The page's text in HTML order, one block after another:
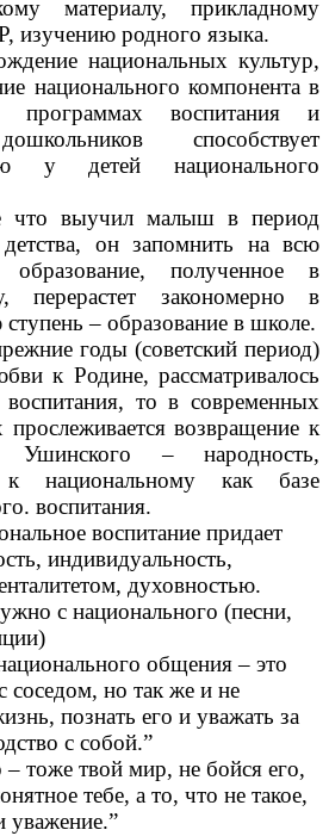
материалу, прикладному
изучению родного языка.
национальных культур,
национального компонента в
программах воспитания и
способствует
у детей национального
малыш в период
он запомнить на всю
полученное в
перерастет закономерно в
– образование в школе.
годы (советский период)
к Родине, рассматривалось
то в современных
прослеживается возвращение к
– народность,
национальному как базе
воспитания.
воспитание придает
индивидуальность,
духовностью.
с национального (песни,
общения – это
соседом, но так же и не
познать его и уважать за
с собой.”
твой мир, не бойся его,
тебе, а то, что не такое,
уважение.”